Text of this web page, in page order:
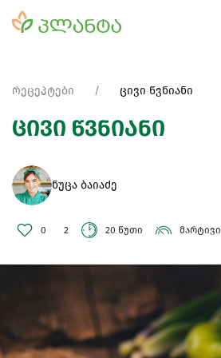
რეცეპტები ცივი წვნიანი
ცივი წვნიანი
ნუცა ბაიაძე
0 2 20 წუთი მარტივი